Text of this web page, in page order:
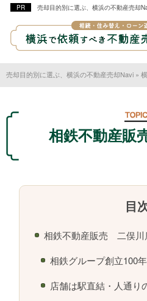
売却目的別に選ぶ、横浜の不動産売却
売却目的別に選ぶ、横浜の不動産売却Navi »
相鉄不動産販
相鉄不動産販売 二俣川
相鉄グループ創立100年
店舗は駅直結・人通り